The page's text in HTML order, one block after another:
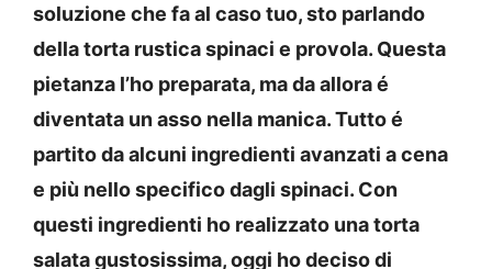
soluzione che fa al caso tuo, sto parlando
della torta rustica spinaci e provola. Questa
pietanza l’ho preparata, ma da allora é
diventata un asso nella manica. Tutto é
partito da alcuni ingredienti avanzati a cena
e più nello specifico dagli spinaci. Con
questi ingredienti ho realizzato una torta
salata gustosissima, oggi ho deciso di